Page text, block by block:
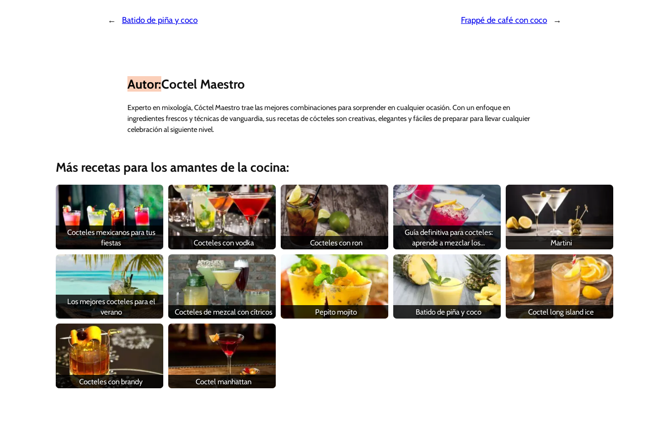
← Batido de piña y coco Frappé de café con coco →
Autor:Coctel Maestro
Experto en mixología, Cóctel Maestro trae las mejores combinaciones para sorprender en cualquier ocasión. Con un enfoque en
ingredientes frescos y técnicas de vanguardia, sus recetas de cócteles son creativas, elegantes y fáciles de preparar para llevar cualquier
celebración al siguiente nivel.
Más recetas para los amantes de la cocina:
Cocteles mexicanos para tus
fiestas
Cocteles con vodka Cocteles con ron
Guía definitiva para cocteles:
aprende a mezclar los…
Martini
Los mejores cocteles para el
verano
Cocteles de mezcal con cítricos Pepito mojito Batido de piña y coco Coctel long island ice
Cocteles con brandy Coctel manhattan